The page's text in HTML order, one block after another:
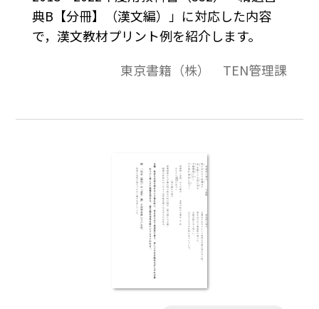
典B【分冊】（漢文編）」に対応した内容
で，漢文教材プリント例を紹介します。
東京書籍（株） TEN管理課